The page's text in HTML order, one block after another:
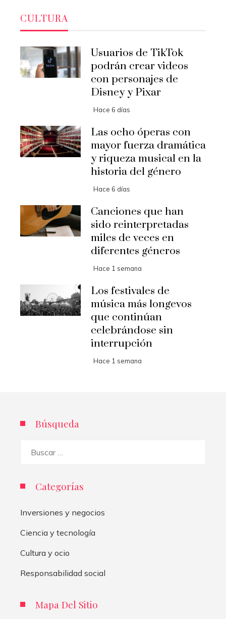
CULTURA
Usuarios de TikTok
podrán crear videos
con personajes de
Disney y Pixar
Hace 6 días
Las ocho óperas con
mayor fuerza dramática
y riqueza musical en la
historia del género
Hace 6 días
Canciones que han
sido reinterpretadas
miles de veces en
diferentes géneros
Hace 1 semana
Los festivales de
música más longevos
que continúan
celebrándose sin
interrupción
Hace 1 semana
Búsqueda
Categorías
Inversiones y negocios
Ciencia y tecnología
Cultura y ocio
Responsabilidad social
Mapa Del Sitio